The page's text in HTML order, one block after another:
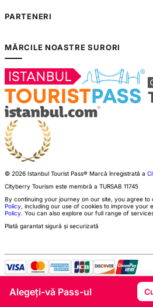
PARTENERI
MĂRCILE NOASTRE SURORI
© 2026 Istanbul Tourist Pass® Marcă înregistrată a
Cityberry Tourism este membră a TURSAB 11745
By continuing your journey on our site, you agree to
Policy, including our use of cookies to improve your
Policy. You can also explore our full range of
Plată garantat sigură și securizată
Alegeți-vă Pass-ul